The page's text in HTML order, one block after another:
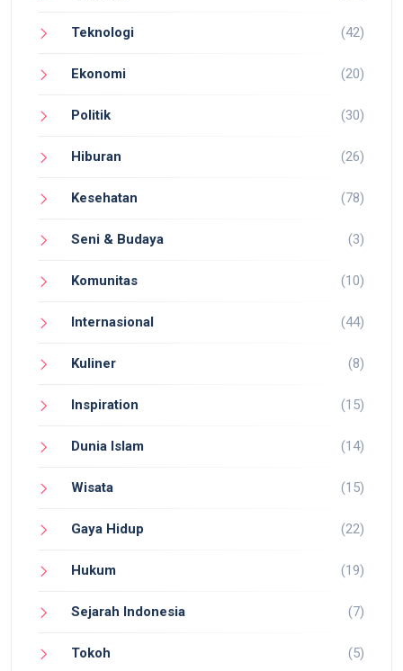
Teknologi (42)
Ekonomi (20)
Politik (30)
Hiburan (26)
Kesehatan (78)
Seni & Budaya (3)
Komunitas (10)
Internasional (44)
Kuliner (8)
Inspiration (15)
Dunia Islam (14)
Wisata (15)
Gaya Hidup (22)
Hukum (19)
Sejarah Indonesia (7)
Tokoh (5)